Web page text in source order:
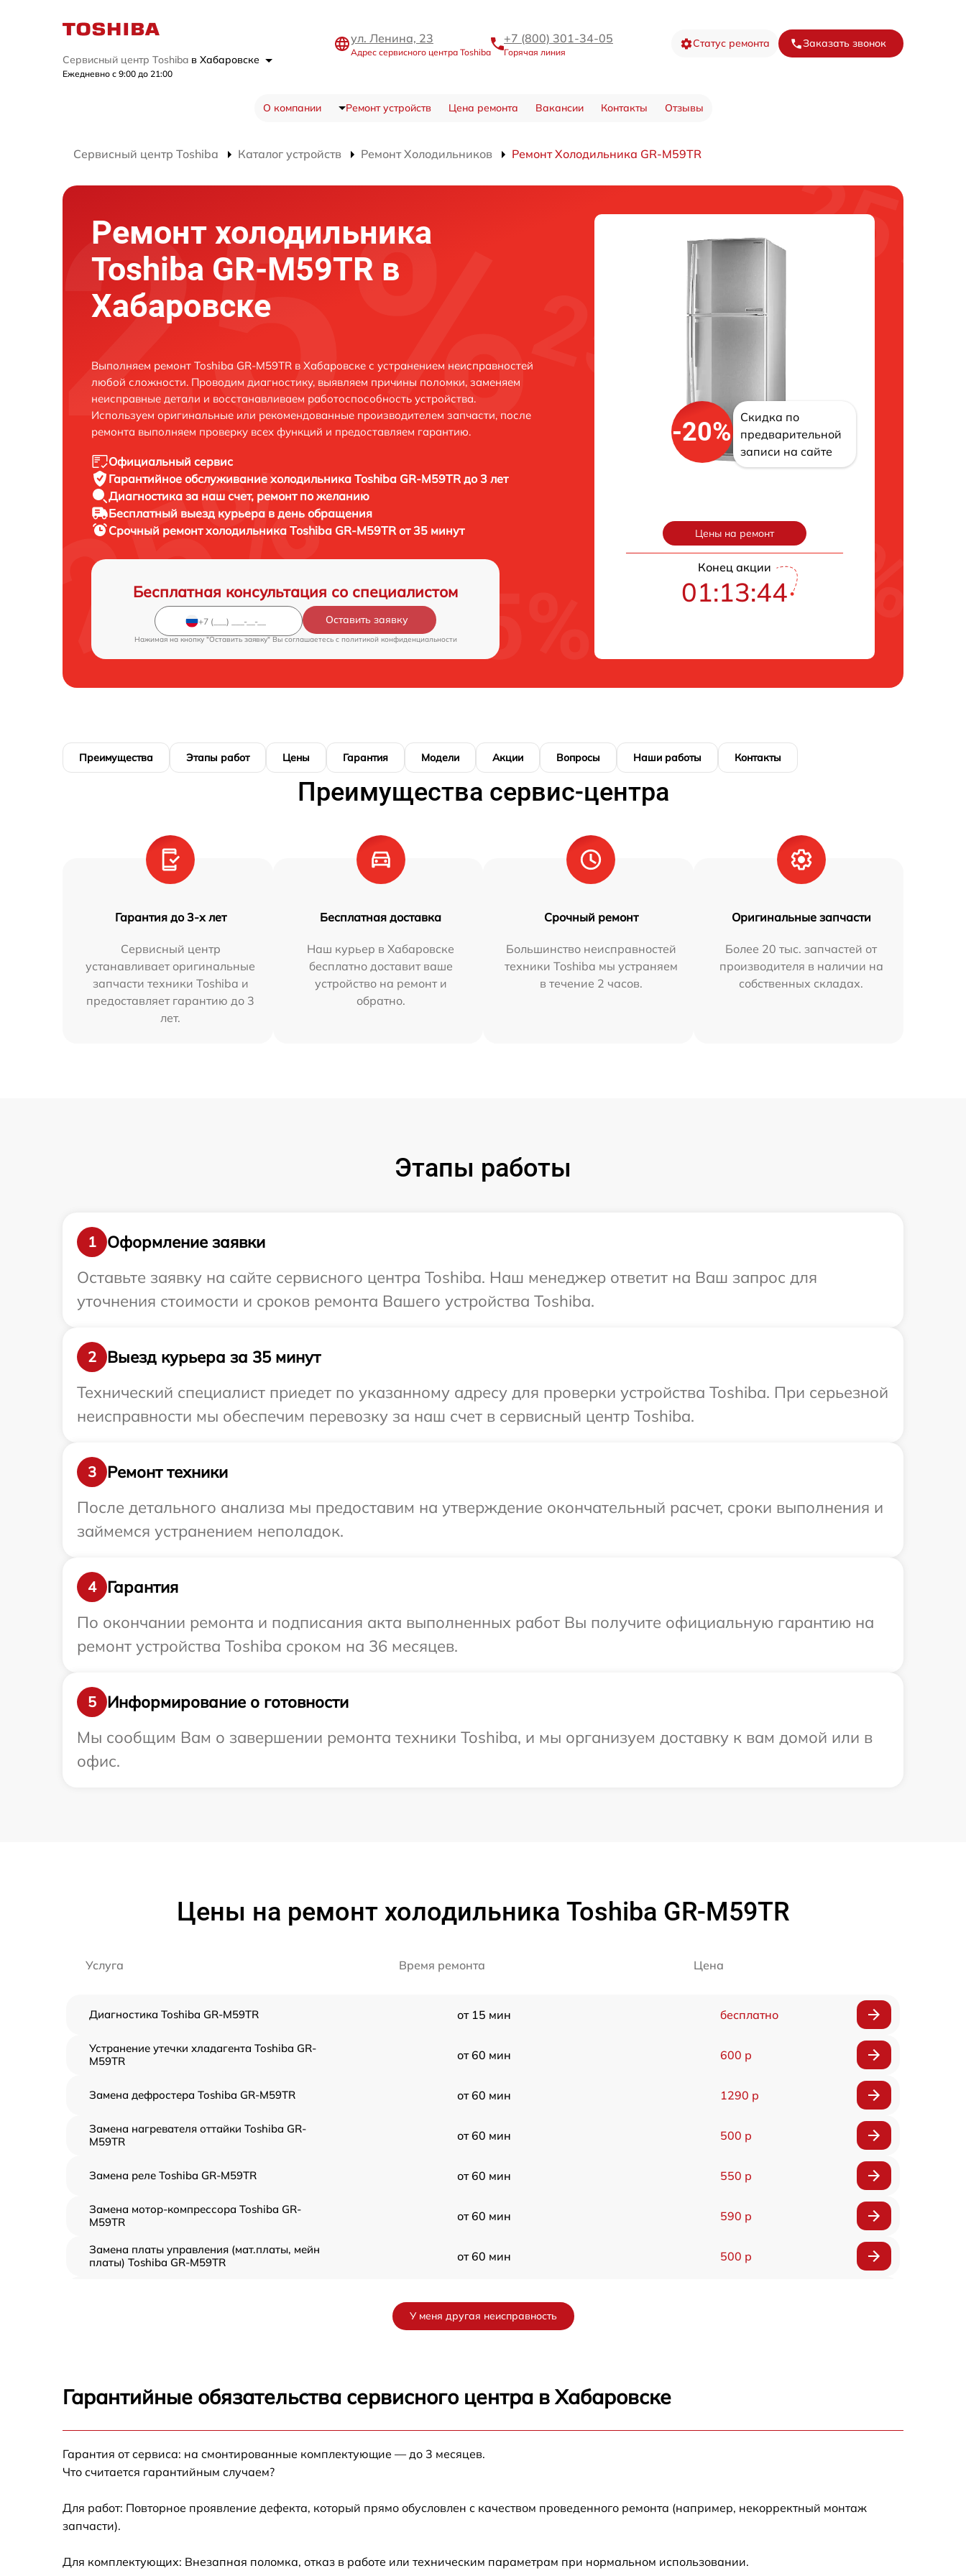
Сервисный центр Toshiba в Хабаровске
Ежедневно с 9:00 до 21:00
ул. Ленина, 23
Адрес сервисного центра Toshiba
+7 (800) 301-34-05
Горячая линия
Статус ремонта Заказать звонок
О компании Ремонт устройств Цена ремонта Вакансии Контакты Отзывы
Сервисный центр Toshiba Каталог устройств Ремонт Холодильников Ремонт Холодильника GR-M59TR
Ремонт холодильника
Toshiba GR-M59TR в
Хабаровске
Выполняем ремонт Toshiba GR-M59TR в Хабаровске с устранением неисправностей
любой сложности. Проводим диагностику, выявляем причины поломки, заменяем
неисправные детали и восстанавливаем работоспособность устройства.
Используем оригинальные или рекомендованные производителем запчасти, после
ремонта выполняем проверку всех функций и предоставляем гарантию.
Официальный сервис
Гарантийное обслуживание холодильника Toshiba GR-M59TR до 3 лет
Диагностика за наш счет, ремонт по желанию
Бесплатный выезд курьера в день обращения
Срочный ремонтхолодильника Toshiba GR-M59TR от 35 минут
Бесплатная консультация со специалистом
Оставить заявку
Нажимая на кнопку "Оставить заявку" Вы соглашаетесь c политикой конфиденциальности
-20%
Скидка по
предварительной
записи на сайте
Цены на ремонт
Конец акции
01:13:43
Преимущества Этапы работ Цены Гарантия Модели Акции Вопросы Наши работы Контакты
Преимущества сервис-центра
Гарантия до 3-х лет
Сервисный центр
устанавливает оригинальные
запчасти техники Toshiba и
предоставляет гарантию до 3
лет.
Бесплатная доставка
Наш курьер в Хабаровске
бесплатно доставит ваше
устройство на ремонт и
обратно.
Срочный ремонт
Большинство неисправностей
техники Toshiba мы устраняем
в течение 2 часов.
Оригинальные запчасти
Более 20 тыс. запчастей от
производителя в наличии на
собственных складах.
Этапы работы
1
Оформление заявки
Оставьте заявку на сайте сервисного центра Toshiba. Наш менеджер ответит на Ваш запрос для
уточнения стоимости и сроков ремонта Вашего устройства Toshiba.
2
Выезд курьера за 35 минут
Технический специалист приедет по указанному адресу для проверки устройства Toshiba. При серьезной
неисправности мы обеспечим перевозку за наш счет в сервисный центр Toshiba.
3
Ремонт техники
После детального анализа мы предоставим на утверждение окончательный расчет, сроки выполнения и
займемся устранением неполадок.
4
Гарантия
По окончании ремонта и подписания акта выполненных работ Вы получите официальную гарантию на
ремонт устройства Toshiba сроком на 36 месяцев.
5
Информирование о готовности
Мы сообщим Вам о завершении ремонта техники Toshiba, и мы организуем доставку к вам домой или в
офис.
Цены на ремонт холодильника Toshiba GR-M59TR
Услуга Время ремонта Цена
Диагностика Toshiba GR-M59TR от 15 мин бесплатно
Устранение утечки хладагента Toshiba GR-
M59TR
от 60 мин 600 р
Замена дефростера Toshiba GR-M59TR от 60 мин 1290 р
Замена нагревателя оттайки Toshiba GR-
M59TR
от 60 мин 500 р
Замена реле Toshiba GR-M59TR от 60 мин 550 р
Замена мотор-компрессора Toshiba GR-
M59TR
от 60 мин 590 р
Замена платы управления (мат.платы, мейн
платы) Toshiba GR-M59TR
от 60 мин 500 р
Замена электросхемы Toshiba GR-M59TR от 60 мин
Устранение засора трубопровода Toshiba
Ремонт датчика морозильного отделения
У меня другая неисправность
Гарантийные обязательства сервисного центра в Хабаровске
Гарантия от сервиса: на смонтированные комплектующие — до 3 месяцев.
Что считается гарантийным случаем?
Для работ: Повторное проявление дефекта, который прямо обусловлен с качеством проведенного ремонта (например, некорректный монтаж
запчасти).
Для комплектующих: Внезапная поломка, отказ в работе или техническим параметрам при нормальном использовании.